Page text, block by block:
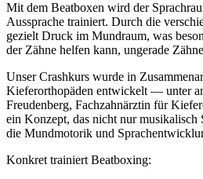
Mit dem Beatboxen wird der
Aussprache trainiert. Durch die
gezielt Druck im Mundraum, was
der Zähne helfen kann, ungerade
Unser Crashkurs wurde in
Kieferorthopäden entwickelt — unter
Freudenberg, Fachzahnärztin für
ein Konzept, das nicht nur musikalisch
die Mundmotorik und
Konkret trainiert Beatboxing: